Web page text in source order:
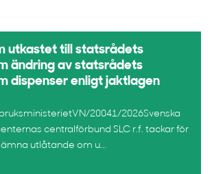
utkastet till statsrådets
ändring av statsrådets
dispenser enligt jaktlagen
20041/2026Svenska
centralförbund SLC r.f. tackar för
utlåtande om u...